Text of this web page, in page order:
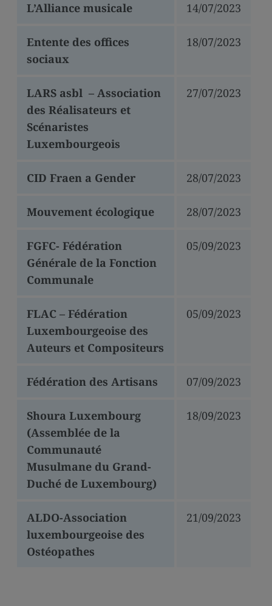
L’Alliance musicale 14/07/2023
Entente des offices
sociaux
18/07/2023
LARS asbl – Association
des Réalisateurs et
Scénaristes
Luxembourgeois
27/07/2023
CID Fraen a Gender 28/07/2023
Mouvement écologique 28/07/2023
FGFC- Fédération
Générale de la Fonction
Communale
05/09/2023
FLAC – Fédération
Luxembourgeoise des
Auteurs et Compositeurs
05/09/2023
Fédération des Artisans 07/09/2023
Shoura Luxembourg
(Assemblée de la
Communauté
Musulmane du Grand-
Duché de Luxembourg)
18/09/2023
ALDO-Association
luxembourgeoise des
Ostéopathes
21/09/2023